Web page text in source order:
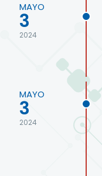
MAYO
3
2024
MAYO
3
2024